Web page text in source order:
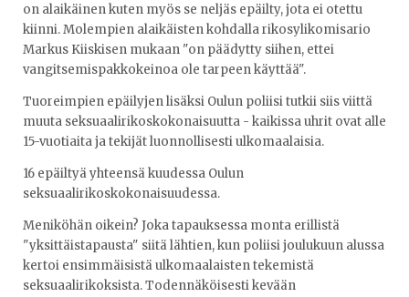
on alaikäinen kuten myös se neljäs epäilty, jota ei otettu
kiinni. Molempien alaikäisten kohdalla rikosylikomisario
Markus Kiiskisen mukaan "on päädytty siihen, ettei
vangitsemispakkokeinoa ole tarpeen käyttää".
Tuoreimpien epäilyjen lisäksi Oulun poliisi tutkii siis viittä
muuta seksuaalirikoskokonaisuutta - kaikissa uhrit ovat alle
15-vuotiaita ja tekijät luonnollisesti ulkomaalaisia.
16 epäiltyä yhteensä kuudessa Oulun
seksuaalirikoskokonaisuudessa.
Meniköhän oikein? Joka tapauksessa monta erillistä
"yksittäistapausta" siitä lähtien, kun poliisi joulukuun alussa
kertoi ensimmäisistä ulkomaalaisten tekemistä
seksuaalirikoksista. Todennäköisesti kevään